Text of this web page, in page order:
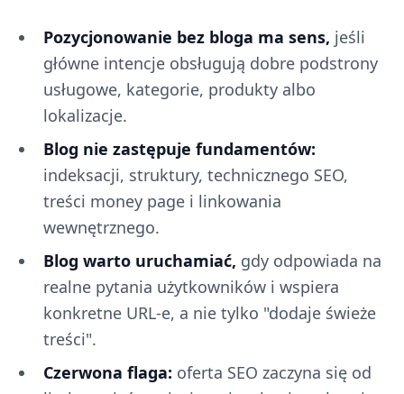
Pozycjonowanie bez bloga ma sens, jeśli
główne intencje obsługują dobre podstrony
usługowe, kategorie, produkty albo
lokalizacje.
Blog nie zastępuje fundamentów:
indeksacji, struktury, technicznego SEO,
treści money page i linkowania
wewnętrznego.
Blog warto uruchamiać, gdy odpowiada na
realne pytania użytkowników i wspiera
konkretne URL-e, a nie tylko "dodaje świeże
treści".
Czerwona flaga: oferta SEO zaczyna się od